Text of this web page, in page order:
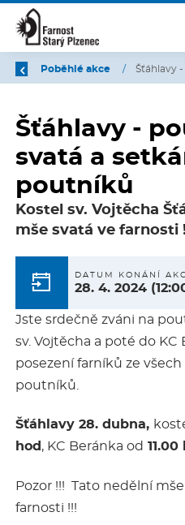
Zpět
Úvod /
Poběhlé akce /
Šťáhlavy -
svatá a
poutníků
Kostel sv. Vojtěcha
mše svatá ve farnosti
DATUM KONÁNÍ
28. 4. 2024
Jste srdečně zváni na
sv. Vojtěcha a poté do
posezení farníků ze
poutníků.
Šťáhlavy 28. dubna,
hod , KC Beránka od 11.00
Pozor !!! Tato nedělní
farnosti !!!